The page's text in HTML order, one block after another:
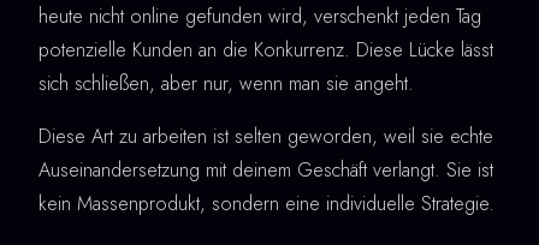
heute nicht online gefunden wird, verschenkt jeden Tag
potenzielle Kunden an die Konkurrenz. Diese Lücke lässt
sich schließen, aber nur, wenn man sie angeht.
Diese Art zu arbeiten ist selten geworden, weil sie echte
Auseinandersetzung mit deinem Geschäft verlangt. Sie ist
kein Massenprodukt, sondern eine individuelle Strategie.